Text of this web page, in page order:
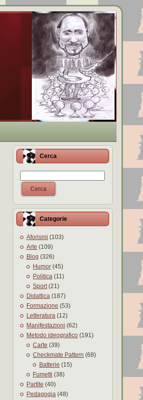
Cerca
Cerca
Categorie
Aforismi (103)
Arte (109)
Blog (326)
Humor (45)
Politica (11)
Sport(21)
Didattica (187)
Formazione (53)
Letteratura (12)
Manifestazioni (62)
Metodo ideografico (191)
Carte (39)
Checkmate Pattern (68)
Batterie (15)
Fumetti (38)
Partite (40)
Pedagogia (48)